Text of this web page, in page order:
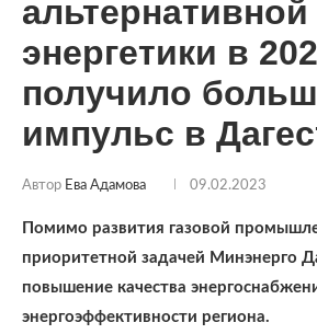
альтернативной
энергетики в
получило
импульс в
Автор Ева Адамова 09.02.2023
Помимо развития газовой
приоритетной задачей Минэнерго
повышение качества
энергоэффективности региона.